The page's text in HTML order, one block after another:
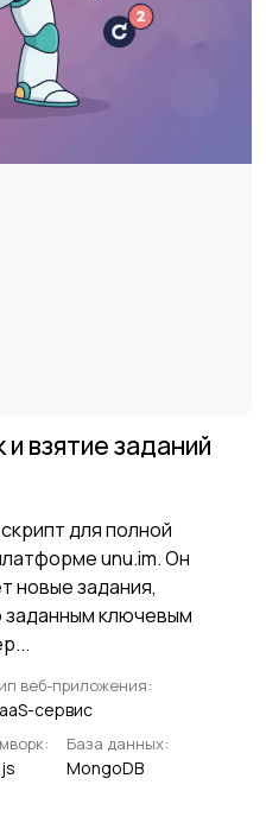
взятие заданий
для полной
unu.im. Он
новые задания,
заданным ключевым
веб-приложения:
сервис
База данных:
MongoDB